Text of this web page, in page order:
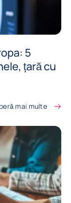
5
țară cu
mai multe